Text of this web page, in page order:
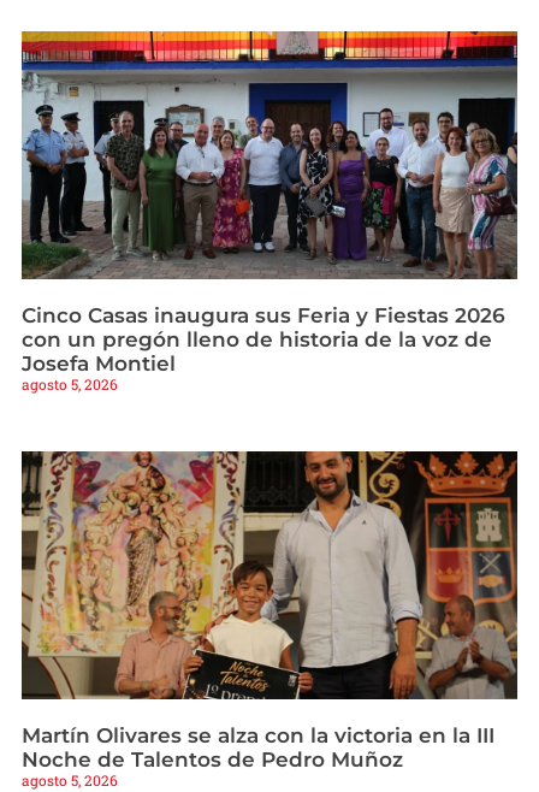
Cinco Casas inaugura sus Feria y Fiestas 2026
con un pregón lleno de historia de la voz de
Josefa Montiel
agosto 5, 2026
Martín Olivares se alza con la victoria en la III
Noche de Talentos de Pedro Muñoz
agosto 5, 2026